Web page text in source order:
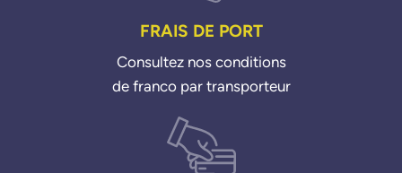
FRAIS DE PORT
Consultez nos conditions
de franco par transporteur